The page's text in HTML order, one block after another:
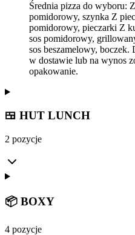
Średnia pizza do wyboru:
pomidorowy, szynka Z
pomidorowy, pieczarki Z
sos pomidorowy,
sos beszamelowy,
w dostawie lub na wynos
opakowanie.
🍱 HUT LUNCH
2 pozycje
📦 BOXY
4 pozycje